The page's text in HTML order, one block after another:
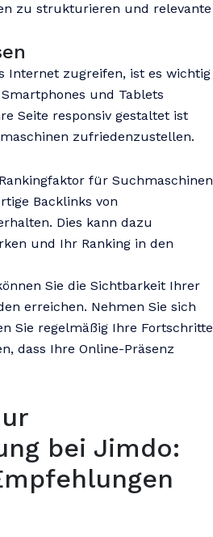
zu strukturieren und relevante
Internet zugreifen, ist es wichtig
und Tablets
Seite responsiv gestaltet ist
zufriedenzustellen.
für Suchmaschinen
Backlinks von
Dies kann dazu
und Ihr Ranking in den
Sie die Sichtbarkeit Ihrer
erreichen. Nehmen Sie sich
Sie regelmäßig Ihre Fortschritte
dass Ihre Online-Präsenz
bei Jimdo: